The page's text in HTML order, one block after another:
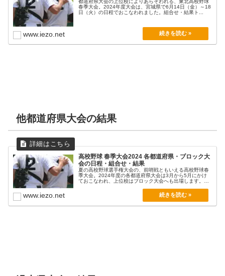
都道府県大会の上位校によりあらそわれる、東北高校野球
春季大会。2024年度大会は、宮城県で6月14日（金）～18
日（火）の日程でおこなわれました。組合せ・結果ト...
www.iezo.net
他都道府県大会の結果
高校野球 春季大会2024 各都道府県・ブロック大
会の日程・組合せ・結果
夏の高校野球選手権大会の、前哨戦ともいえる高校野球春
季大会。2024年度の各都道府県大会は3月から5月にかけ
ておこなわれ、上位校はブロック大会へも出場します。
www.iezo.net